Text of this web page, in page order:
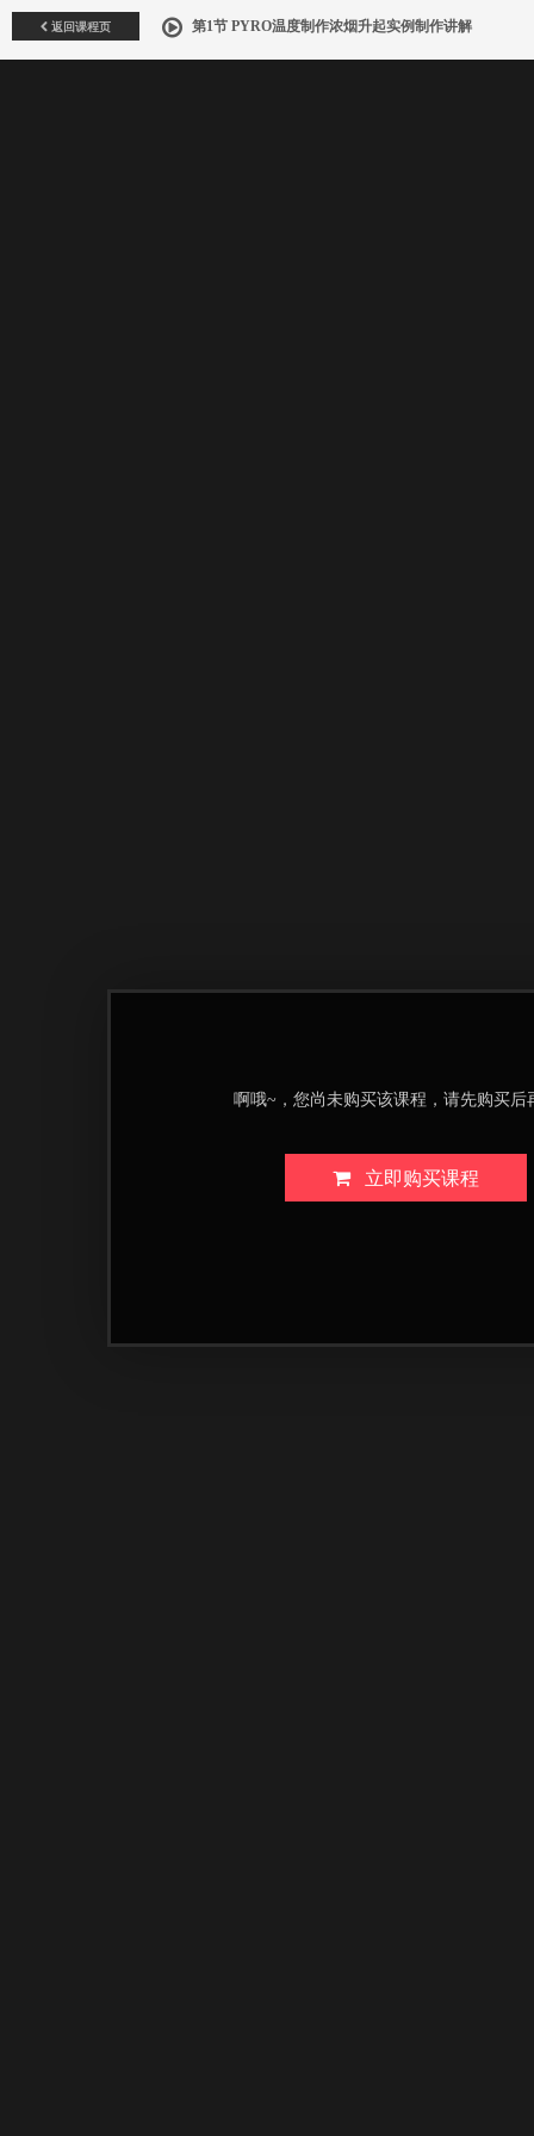
返回课程页 第1节 PYRO温度制作浓烟升起实例制作讲解
啊哦~，您尚未购买该课程，请先购买后
立即购买课程